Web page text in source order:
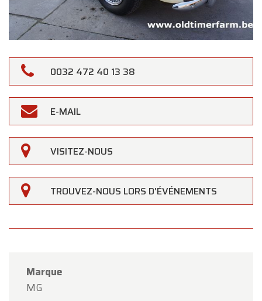
0032 472 40 13 38
E-MAIL
VISITEZ-NOUS
TROUVEZ-NOUS LORS D'ÉVÉNEMENTS
Marque
MG